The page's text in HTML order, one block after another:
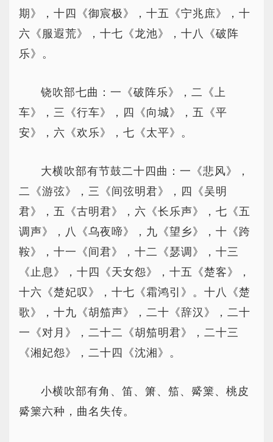
期》，十四《御宸极》，十五《宁兆庶》，十
六《服遐荒》，十七《龙池》，十八《破阵
乐》。
铙吹部七曲：一《破阵乐》，二《上
车》，三《行车》，四《向城》，五《平
安》，六《欢乐》，七《太平》。
大横吹部有节鼓二十四曲：一《悲风》，
二《游弦》，三《间弦明君》，四《吴明
君》，五《古明君》，六《长乐声》，七《五
调声》，八《乌夜啼》，九《望乡》，十《跨
鞍》，十一《间君》，十二《瑟调》，十三
《止息》，十四《天女怨》，十五《楚客》，
十六《楚妃叹》，十七《霜鸿引》。十八《楚
歌》，十九《胡笳声》，二十《辞汉》，二十
一《对月》，二十二《胡笳明君》，二十三
《湘妃怨》，二十四《沈湘》。
小横吹部有角、笛、箫、笳、觱篥、桃皮
觱篥六种，曲名失传。